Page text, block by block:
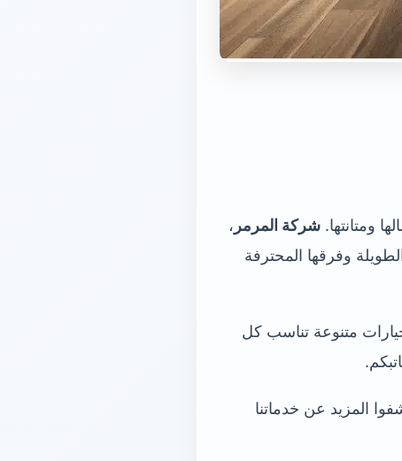
شركة المرمر ،
وفرقها المحترفة
متنوعة تناسب كل
المزيد عن خدماتنا